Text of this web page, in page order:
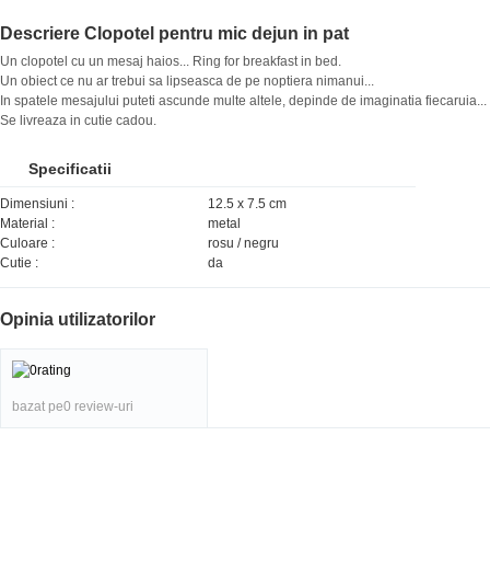
Descriere Clopotel pentru mic dejun in pat
Un clopotel cu un mesaj haios... Ring for breakfast in bed.
Un obiect ce nu ar trebui sa lipseasca de pe noptiera nimanui...
In spatele mesajului puteti ascunde multe altele, depinde de imaginatia fiecaruia...
Se livreaza in cutie cadou.
Specificatii
Dimensiuni :
12.5 x 7.5 cm
Material :
metal
Culoare :
rosu / negru
Cutie :
da
Opinia utilizatorilor
bazat pe0 review-uri